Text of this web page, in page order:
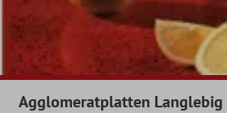
Agglomeratplatten